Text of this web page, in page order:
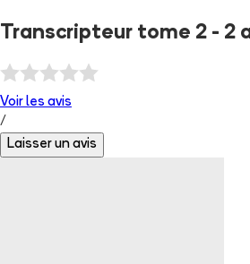
Transcripteur tome 2 - 2
Voir les avis
/
Laisser un avis